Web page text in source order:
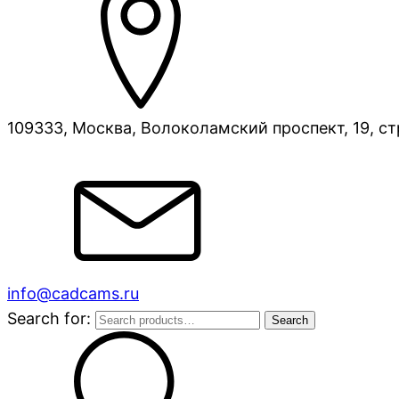
109333, Москва, Волоколамский проспект, 19,
info@cadcams.ru
Search for:
Search